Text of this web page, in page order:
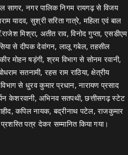
सागर, नगर पालिक निगम रायगढ़ से विजय
यादव, सुश्री सरिता गात्रे, महिला एवं बाल
मिश्रा, अतीत राव, विनोद गुप्ता, एसडीएम
से दीपक देवांगन, लालू गबेल, तहसील
मोहन षड़ंगी, श्रम विभाग से सोनम रवानी,
सतनामी, रहस राम राठिया, क्षेत्रीय
से धु्रव कुमार प्रधान, नारायण प्रसाद
केशरवानी, अभिनव सतपथी, छत्तीसगढ़ स्टेट
कपिल नायक, बद्रीनाथ पटेल, राजकुमार
पत्र देकर सम्मानित किया गया।